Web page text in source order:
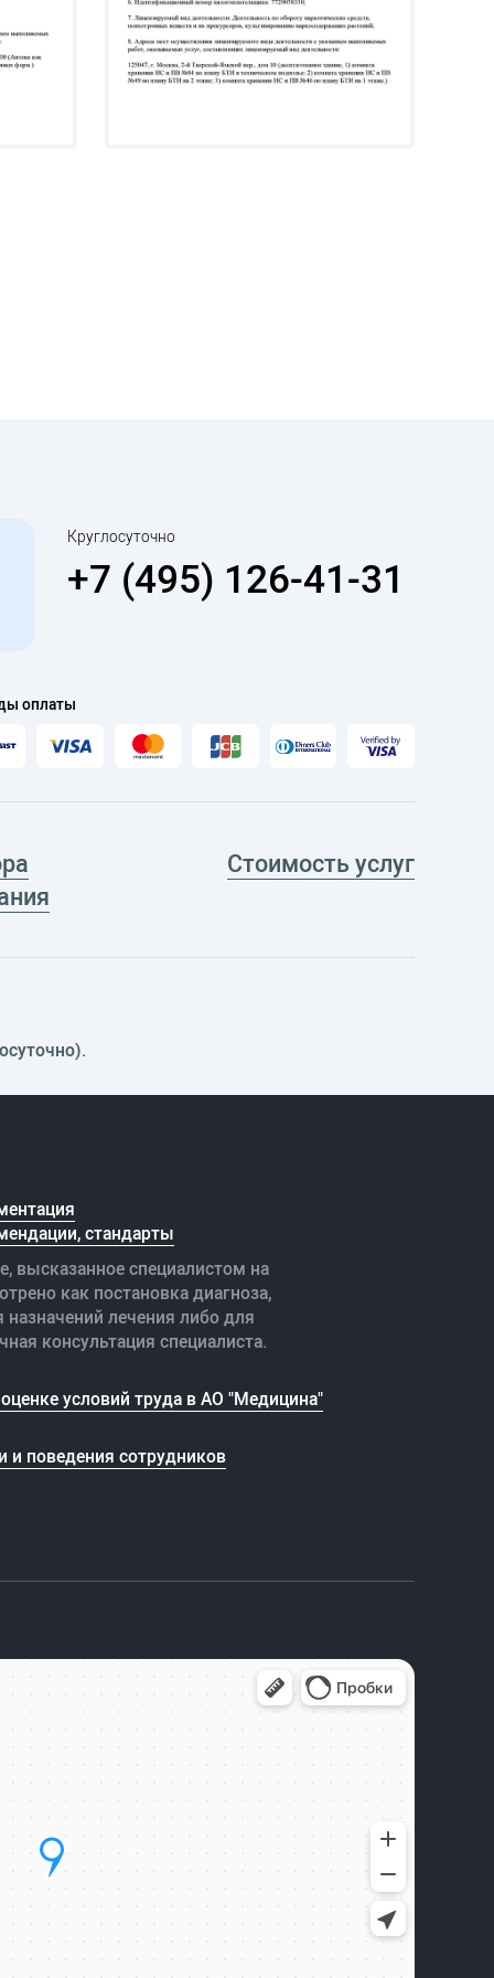
Круглосуточно
+7 (495) 126-41-31
оплаты
Стоимость услуг
стандарты
высказанное специалистом на
как постановка диагноза,
лечения либо для
консультация специалиста.
условий труда в АО "Медицина"
и поведения сотрудников